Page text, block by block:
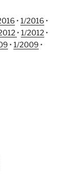
• 1/2016 •
• 1/2012 •
• 1/2009 •